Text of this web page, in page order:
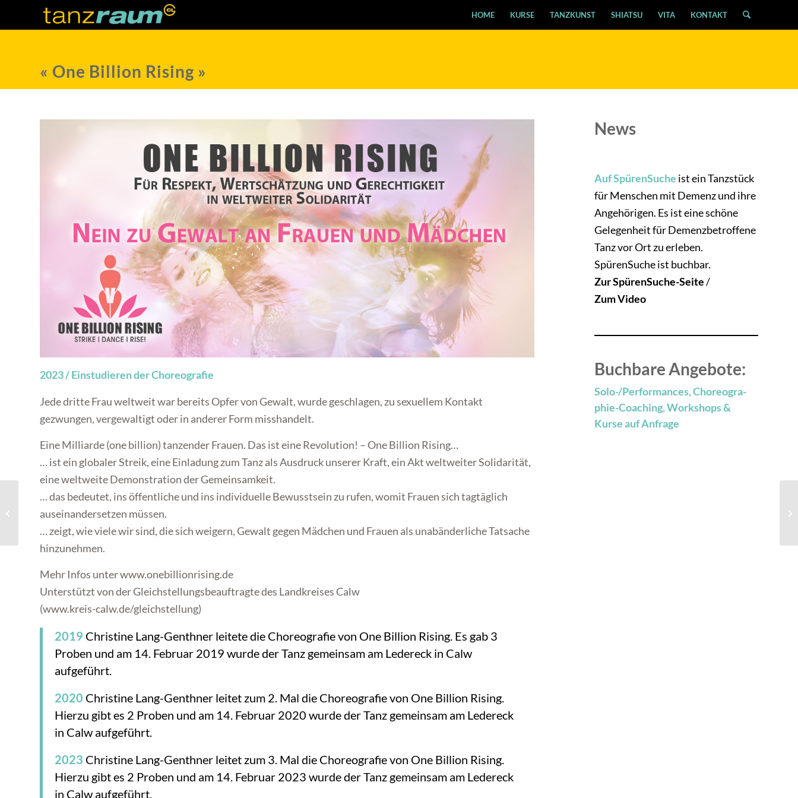
HOME KURSE TANZKUNST SHIATSU VITA KONTAKT
« One Billion Rising »
2023 / Einstudieren der Choreografie
Jede dritte Frau weltweit war bereits Opfer von Gewalt, wurde geschlagen, zu sexuellem Kontakt
gezwungen, vergewaltigt oder in anderer Form misshandelt.
Eine Milliarde (one billion) tanzender Frauen. Das ist eine Revolution! – One Billion Rising…
… ist ein globaler Streik, eine Einladung zum Tanz als Ausdruck unserer Kraft, ein Akt weltweiter Solidarität,
eine weltweite Demonstration der Gemeinsamkeit.
… das bedeutet, ins öffentliche und ins individuelle Bewusstsein zu rufen, womit Frauen sich tagtäglich
auseinandersetzen müssen.
… zeigt, wie viele wir sind, die sich weigern, Gewalt gegen Mädchen und Frauen als unabänderliche Tatsache
hinzunehmen.
Mehr Infos unter www.onebillionrising.de
Unterstützt von der Gleichstellungsbeauftragte des Landkreises Calw
(www.kreis-calw.de/gleichstellung)
2019 Christine Lang-Genthner leitete die Choreografie von One Billion Rising. Es gab 3
Proben und am 14. Februar 2019 wurde der Tanz gemeinsam am Ledereck in Calw
aufgeführt.
2020 Christine Lang-Genthner leitet zum 2. Mal die Choreografie von One Billion Rising.
Hierzu gibt es 2 Proben und am 14. Februar 2020 wurde der Tanz gemeinsam am Ledereck
in Calw aufgeführt.
2023 Christine Lang-Genthner leitet zum 3. Mal die Choreografie von One Billion Rising.
Hierzu gibt es 2 Proben und am 14. Februar 2023 wurde der Tanz gemeinsam am Ledereck
in Calw aufgeführt.
News
Auf SpürenSuche ist ein Tanzstück
für Menschen mit Demenz und ihre
Angehörigen. Es ist eine schöne
Gelegenheit für Demenzbetroffene
Tanz vor Ort zu erleben.
SpürenSuche ist buchbar.
Zur SpürenSuche-Seite/
Zum Video
Buchbare Angebote:
Solo-/Performances, Choreo­gra­
phie-Coa­ching, Work­shops &
Kurse auf Anfrage
im Hof_Solo